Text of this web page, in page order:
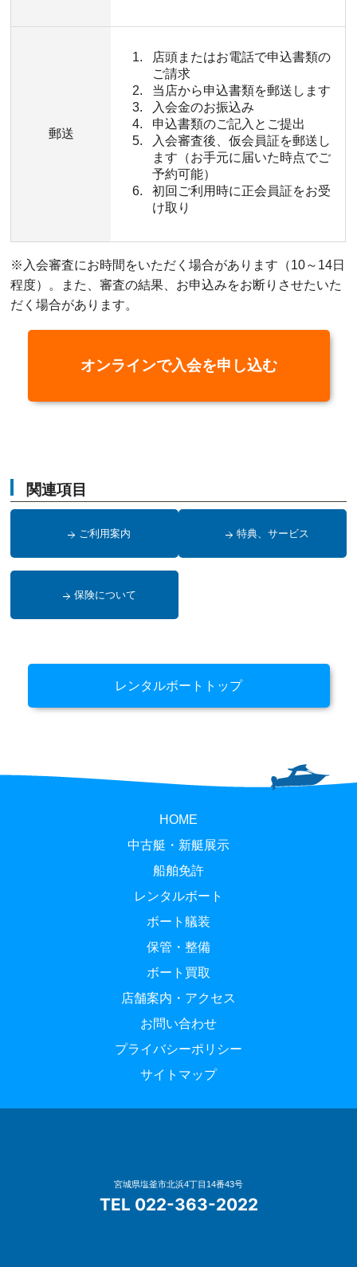
郵送
店頭またはお電話で申込書類の
ご請求
当店から申込書類を郵送します
入会金のお振込み
申込書類のご記入とご提出
入会審査後、仮会員証を郵送し
ます（お手元に届いた時点でご
予約可能）
初回ご利用時に正会員証をお受
け取り
※入会審査にお時間をいただく場合があります（10～14日
程度）。また、審査の結果、お申込みをお断りさせたいた
だく場合があります。
オンラインで入会を申し込む
関連項目
ご利用案内 特典、サービス
保険について
レンタルボートトップ
HOME
中古艇・新艇展示
船舶免許
レンタルボート
ボート艤装
保管・整備
ボート買取
店舗案内・アクセス
お問い合わせ
プライバシーポリシー
サイトマップ
宮城県塩釜市北浜4丁目14番43号
TEL 022-363-2022